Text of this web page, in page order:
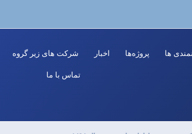
ها پروژه‌ها اخبار شرکت های زیر گروه
تماس با ما